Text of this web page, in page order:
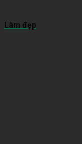
Làm đẹp